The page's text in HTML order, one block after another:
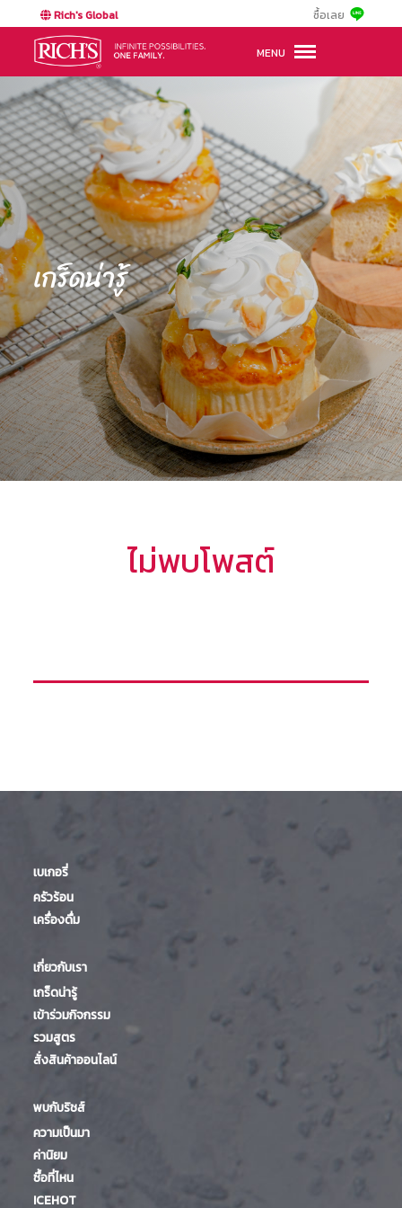
Rich's Global ซื้อเลย
MENU
เกร็ดน่ารู้
ไม่พบโพสต์
เบเกอรี่
ครัวร้อน
เครื่องดื่ม
เกี่ยวกับเรา
เกร็ดน่ารู้
เข้าร่วมกิจกรรม
รวมสูตร
สั่งสินค้าออนไลน์
พบกับริชส์
ความเป็นมา
ค่านิยม
ซื้อที่ไหน
ICEHOT